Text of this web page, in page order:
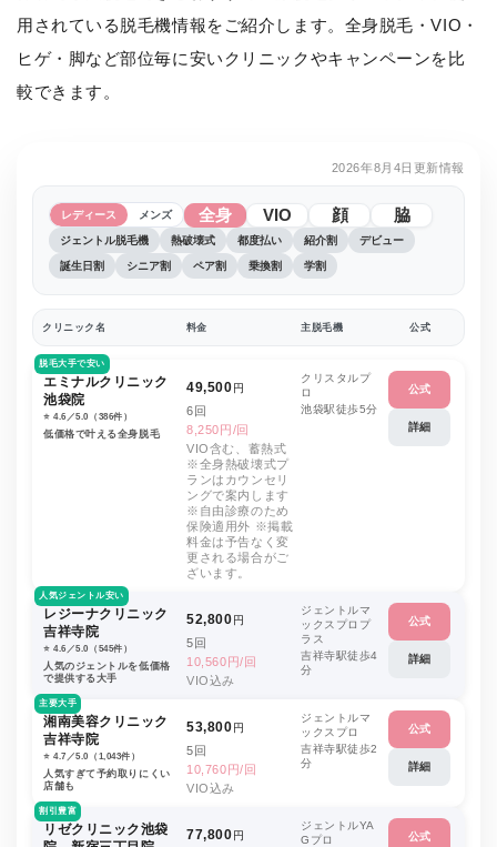
用されている脱毛機情報をご紹介します。全身脱毛・VIO・
ヒゲ・脚など部位毎に安いクリニックやキャンペーンを比
較できます。
2026年8月4日更新情報
レディース メンズ 全身 VIO 顔 脇
ジェントル脱毛機 熱破壊式 都度払い 紹介割 デビュー
誕生日割 シニア割 ペア割 乗換割 学割
クリニック名 料金 主脱毛機 公式
脱毛大手で安い
エミナルクリニック
池袋院
⭐️ 4.6／5.0（386件）
低価格で叶える全身脱毛
49,500円
6回
8,250円/回
VIO含む、蓄熱式
※全身熱破壊式プ
ランはカウンセリ
ングで案内します
※自由診療のため
保険適用外 ※掲載
料金は予告なく変
更される場合がご
ざいます。
クリスタルプ
ロ
池袋駅徒歩5分
公式
詳細
人気ジェントル安い
レジーナクリニック
吉祥寺院
⭐️ 4.6／5.0（545件）
人気のジェントルを低価格
で提供する大手
52,800円
5回
10,560円/回
VIO込み
ジェントルマ
ックスプロプ
ラス
吉祥寺駅徒歩4
分
公式
詳細
主要大手
湘南美容クリニック
吉祥寺院
⭐️ 4.7／5.0（1,043件）
人気すぎて予約取りにくい
店舗も
53,800円
5回
10,760円/回
VIO込み
ジェントルマ
ックスプロ
吉祥寺駅徒歩2
分
公式
詳細
割引豊富
リゼクリニック池袋
77,800円
ジェントルYA
Gプロ
公式